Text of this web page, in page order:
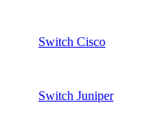
Switch Cisco
Switch Juniper